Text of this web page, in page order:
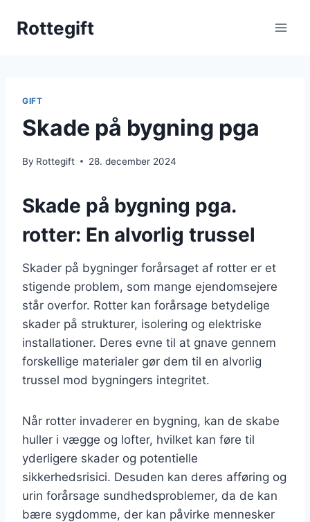
Rottegift
GIFT
Skade på bygning pga
By Rottegift 28. december 2024
Skade på bygning pga.
rotter: En alvorlig trussel
Skader på bygninger forårsaget af rotter er et
stigende problem, som mange ejendomsejere
står overfor. Rotter kan forårsage betydelige
skader på strukturer, isolering og elektriske
installationer. Deres evne til at gnave gennem
forskellige materialer gør dem til en alvorlig
trussel mod bygningers integritet.
Når rotter invaderer en bygning, kan de skabe
huller i vægge og lofter, hvilket kan føre til
yderligere skader og potentielle
sikkerhedsrisici. Desuden kan deres afføring og
urin forårsage sundhedsproblemer, da de kan
bære sygdomme, der kan påvirke mennesker